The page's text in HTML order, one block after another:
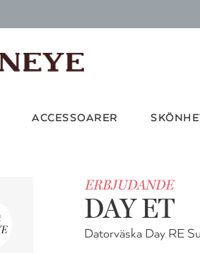
ACCESSOARER
ERBJUDANDE
DAY ET
Datorväska Day RE